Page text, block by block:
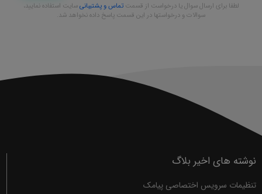
لطفا برای ارسال سوال یا درخواست از قسمتتماس و پشتیبانیسایت استفاده نمایید،
سوالات و درخواستها در این قسمت پاسخ داده نخواهد شد.
نوشته های اخیر بلاگ
تنظیمات سرویس اختصاصی پیامک